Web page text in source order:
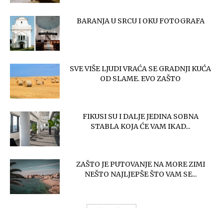
BARANJA U SRCU I OKU FOTOGRAFA
SVE VIŠE LJUDI VRAĆA SE GRADNJI KUĆA
OD SLAME. EVO ZAŠTO
FIKUSI SU I DALJE JEDINA SOBNA
STABLA KOJA ĆE VAM IKAD...
ZAŠTO JE PUTOVANJE NA MORE ZIMI
NEŠTO NAJLJEPŠE ŠTO VAM SE...